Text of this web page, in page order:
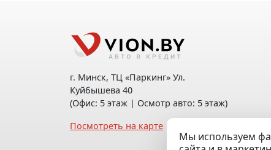
г. Минск, ТЦ «Паркинг» Ул.
Куйбышева 40
(Офис: 5 этаж | Осмотр авто: 5 этаж)
Посмотреть на карте
Мы используем